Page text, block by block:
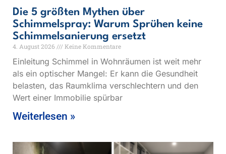
Die 5 größten Mythen über
Schimmelspray: Warum Sprühen keine
Schimmelsanierung ersetzt
4. August 2026 Keine Kommentare
Einleitung Schimmel in Wohnräumen ist weit mehr
als ein optischer Mangel: Er kann die Gesundheit
belasten, das Raumklima verschlechtern und den
Wert einer Immobilie spürbar
Weiterlesen »